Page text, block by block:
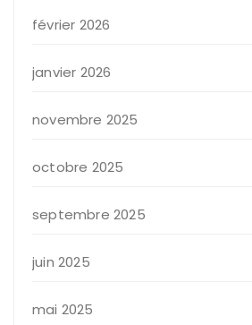
février 2026
janvier 2026
novembre 2025
octobre 2025
septembre 2025
juin 2025
mai 2025